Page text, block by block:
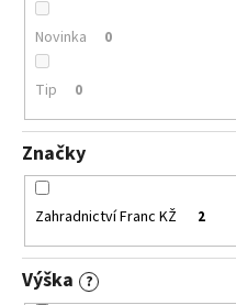
Novinka 0
Tip 0
Značky
Zahradnictví Franc KŽ 2
Výška ?
m
e
BUDDLEIA
DAVIDII
PRINCE
CHARMING
KOMULE
DAVIDOVA